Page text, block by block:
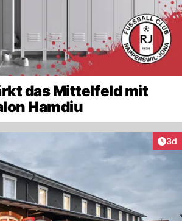
das Mittelfeld mit
Hamdiu
3d